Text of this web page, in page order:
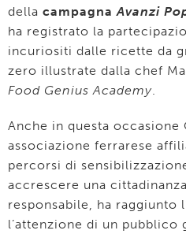
della campagnaAvanzi
ha registrato la
incuriositi dalle ricette da
zero illustrate dalla chef
Food Genius Academy.
Anche in questa occasione
associazione ferrarese
percorsi di
accrescere una
responsabile, ha raggiunto
l’attenzione di un pubblico